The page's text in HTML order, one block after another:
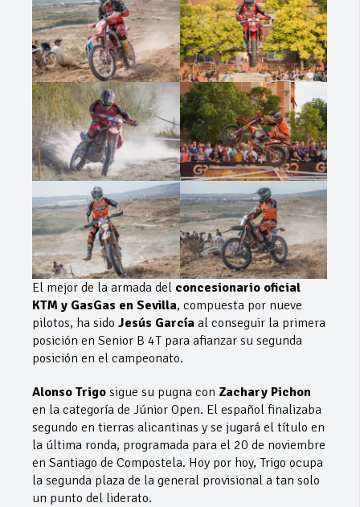
El mejor de la armada del concesionario oficial
KTM y GasGas en Sevilla, compuesta por nueve
pilotos, ha sido Jesús García al conseguir la primera
posición en Senior B 4T para afianzar su segunda
posición en el campeonato.
Alonso Trigo sigue su pugna con Zachary Pichon
en la categoría de Júnior Open. El español finalizaba
segundo en tierras alicantinas y se jugará el título en
la última ronda, programada para el 20 de noviembre
en Santiago de Compostela. Hoy por hoy, Trigo ocupa
la segunda plaza de la general provisional a tan solo
un punto del liderato.